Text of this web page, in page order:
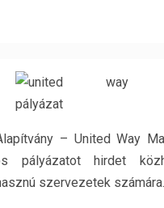
– United Way
pályázatot hirdet
szervezetek számára.